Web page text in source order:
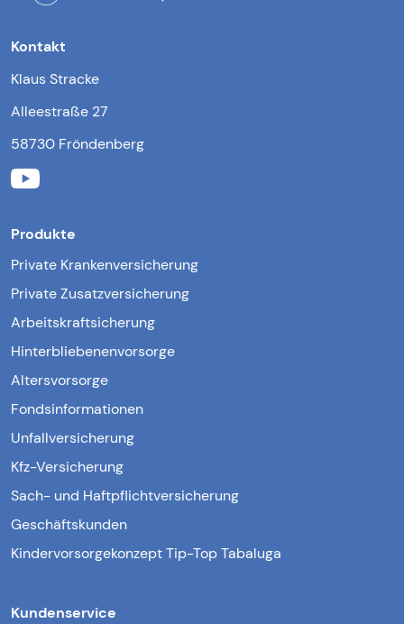
Kontakt
Klaus Stracke
Alleestraße 27
58730 Fröndenberg
Produkte
Private Krankenversicherung
Private Zusatzversicherung
Arbeitskraftsicherung
Hinterbliebenenvorsorge
Altersvorsorge
Fondsinformationen
Unfallversicherung
Kfz-Versicherung
Sach- und Haftpflichtversicherung
Geschäftskunden
Kindervorsorgekonzept Tip-Top Tabaluga
Kundenservice